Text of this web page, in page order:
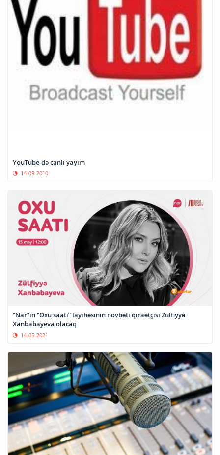
YouTube-də canlı yayım
14-09-2010
“Nar”ın “Oxu saatı” layihəsinin növbəti qiraətçisi Zülfiyyə
Xanbabayeva olacaq
14-05-2021